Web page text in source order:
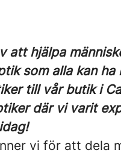
att hjälpa
som alla kan
till vår butik i
där vi varit
vi för att dela